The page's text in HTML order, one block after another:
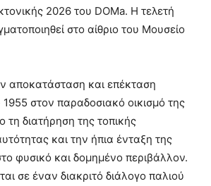
2026 του DOMa. Η τελετή
στο αίθριο του Μουσείο
αποκατάσταση και επέκταση
1955 στον παραδοσιακό οικισμό της
διατήρηση της τοπικής
και την ήπια ένταξη της
φυσικό και δομημένο περιβάλλον.
σε έναν διακριτό διάλογο παλιού